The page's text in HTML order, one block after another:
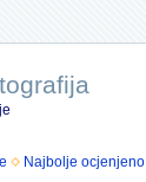
Najbolje ocjenjeno